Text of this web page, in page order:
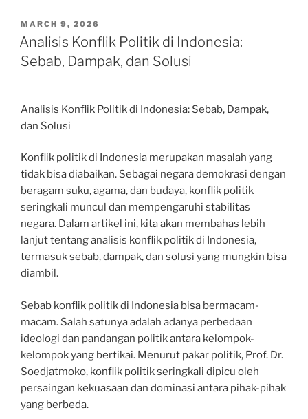
POSTED
ON
MARCH 9, 2026
Analisis Konflik Politik di Indonesia:
Sebab, Dampak, dan Solusi
Analisis Konflik Politik di Indonesia: Sebab, Dampak,
dan Solusi
Konflik politik di Indonesia merupakan masalah yang
tidak bisa diabaikan. Sebagai negara demokrasi dengan
beragam suku, agama, dan budaya, konflik politik
seringkali muncul dan mempengaruhi stabilitas
negara. Dalam artikel ini, kita akan membahas lebih
lanjut tentang analisis konflik politik di Indonesia,
termasuk sebab, dampak, dan solusi yang mungkin bisa
diambil.
Sebab konflik politik di Indonesia bisa bermacam-
macam. Salah satunya adalah adanya perbedaan
ideologi dan pandangan politik antara kelompok-
kelompok yang bertikai. Menurut pakar politik, Prof. Dr.
Soedjatmoko, konflik politik seringkali dipicu oleh
persaingan kekuasaan dan dominasi antara pihak-pihak
yang berbeda.